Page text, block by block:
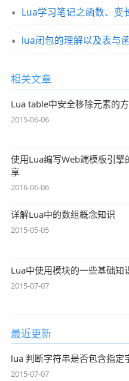
lua闭包的理解以及表与
相关文章
Lua table中安全移除元素的
2015-06-06
使用Lua编写Web端模板引擎
享
2016-06-06
详解Lua中的数组概念知识
2015-05-05
Lua中使用模块的一些基础知
2015-07-07
最近更新
lua 判断字符串是否包含指定
2015-07-07